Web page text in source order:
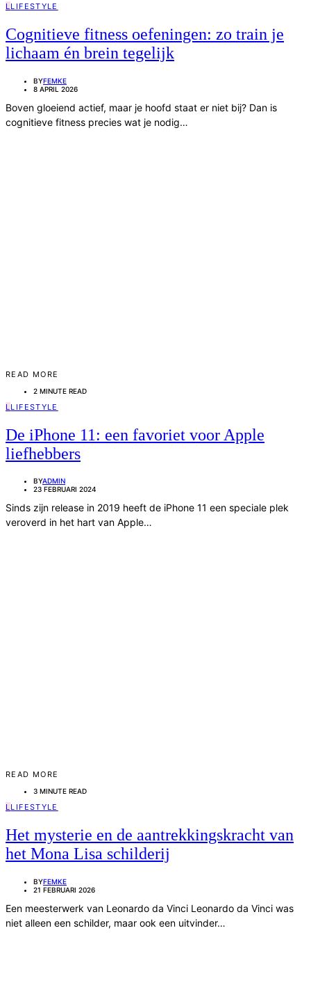
LLIFESTYLE
Cognitieve fitness oefeningen: zo train je
lichaam én brein tegelijk
BYFEMKE
8 APRIL 2026
Boven gloeiend actief, maar je hoofd staat er niet bij? Dan is
cognitieve fitness precies wat je nodig…
READ MORE
2 MINUTE READ
L LIFESTYLE
De iPhone 11: een favoriet voor Apple
liefhebbers
BYADMIN
23 FEBRUARI 2024
Sinds zijn release in 2019 heeft de iPhone 11 een speciale plek
veroverd in het hart van Apple…
READ MORE
3 MINUTE READ
LLIFESTYLE
Het mysterie en de aantrekkingskracht van
het Mona Lisa schilderij
BYFEMKE
21 FEBRUARI 2026
Een meesterwerk van Leonardo da Vinci Leonardo da Vinci was
niet alleen een schilder, maar ook een uitvinder…